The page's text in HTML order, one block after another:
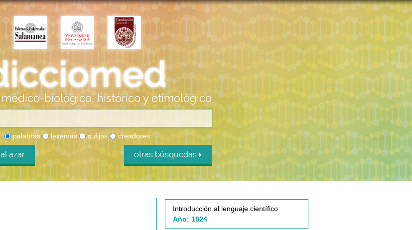
médico-biológico, histórico y etimológico
palabras lexemas sufijos creadores
al azar otras búsquedas
Introducción al lenguaje científico:
Año: 1924